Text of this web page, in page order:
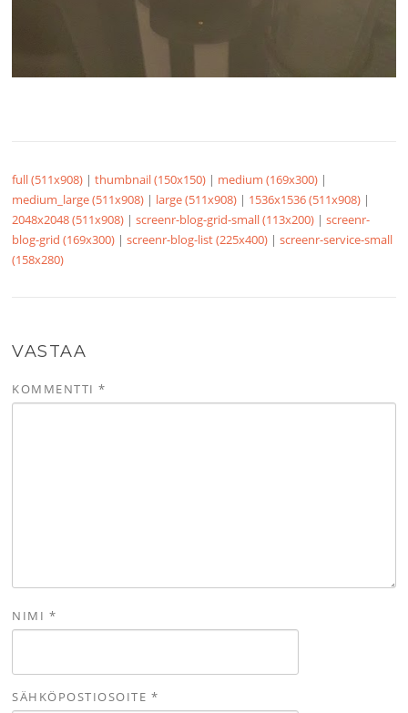
full (511x908) |thumbnail (150x150) | medium (169x300) |
medium_large (511x908) | large (511x908) | 1536x1536 (511x908) |
2048x2048 (511x908) |screenr-blog-grid-small (113x200) |screenr-
blog-grid (169x300) |screenr-blog-list (225x400) |screenr-service-small
(158x280)
VASTAA
KOMMENTTI*
NIMI *
SÄHKÖPOSTIOSOITE *